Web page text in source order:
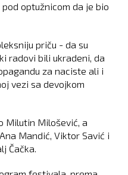
optužnicom da je bio
priču - da su
radovi bili ukradeni, da
za naciste ali i
vezi sa devojkom
Milutin Milošević, a
Mandić, Viktor Savić i
Čačka.